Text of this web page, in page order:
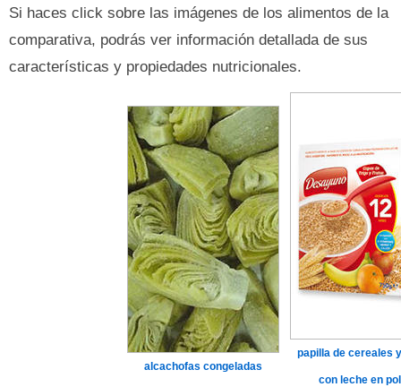
Si haces click sobre las imágenes de los alimentos de la
comparativa, podrás ver información detallada de sus
características y propiedades nutricionales.
alcachofas congeladas
papilla de cereales
con leche en